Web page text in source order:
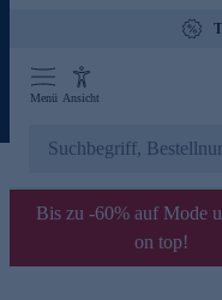
Menü Ansicht
Bis zu -60% auf Mode
on top!